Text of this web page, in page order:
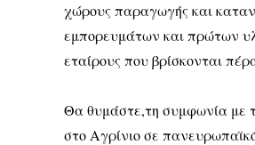
χώρους παραγωγής και
εμπορευμάτων και πρώτων
εταίρους που βρίσκονται
Θα θυμάστε,τη συμφωνία με
στο Αγρίνιο σε